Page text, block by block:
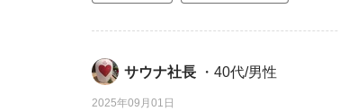
サウナ社長 ・40代/男性
2025年09月01日